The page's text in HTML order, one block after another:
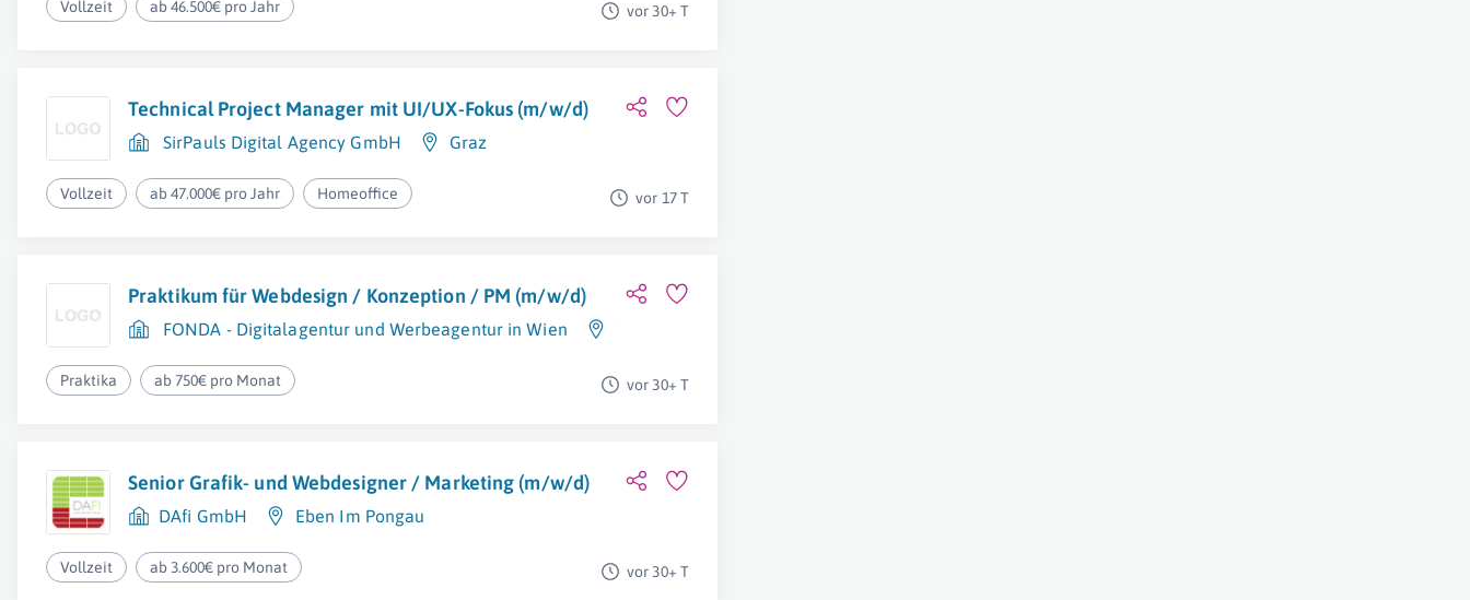
Vollzeit ab 46.500€ pro Jahr vor 30+ T
Technical Project Manager mit UI/UX-Fokus (m/w/d)
SirPauls Digital Agency GmbH Graz
Vollzeit ab 47.000€ pro Jahr Homeoffice vor 17 T
Praktikum für Webdesign / Konzeption / PM (m/w/d)
FONDA - Digitalagentur und Werbeagentur in Wien
Praktika ab 750€ pro Monat vor 30+ T
Senior Grafik- und Webdesigner / Marketing (m/w/d)
DAfi GmbH Eben Im Pongau
Vollzeit ab 3.600€ pro Monat vor 30+ T